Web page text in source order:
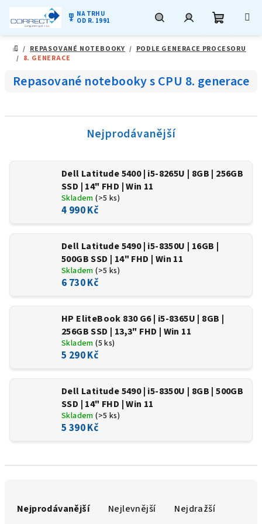
obsah
military_tech NA TRHU
OD R. 1991
DOMŮ
/ REPASOVANÉ NOTEBOOKY / PODLE GENERACE PROCESORU
/ 8. GENERACE
Repasované notebooky s CPU 8. generace
Nejprodávanější
Dell Latitude 5400 | i5-8265U | 8GB | 256GB
SSD | 14" FHD | Win 11
Skladem(>5 ks)
4 990 Kč
Dell Latitude 5490 | i5-8350U | 16GB |
500GB SSD | 14" FHD | Win 11
Skladem(>5 ks)
6 730 Kč
HP EliteBook 830 G6 | i5-8365U | 8GB |
256GB SSD | 13,3" FHD | Win 11
Skladem(5 ks)
5 290 Kč
Dell Latitude 5490 | i5-8350U | 8GB | 500GB
SSD | 14" FHD | Win 11
Skladem(>5 ks)
5 390 Kč
Nejprodávanější Nejlevnější Nejdražší